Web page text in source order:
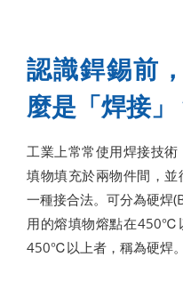
認識銲錫前
麼是「焊接」
工業上常常使用焊接技
填物填充於兩物件間，
一種接合法。可分為硬焊
用的熔填物熔點在450℃
450℃以上者，稱為硬焊。